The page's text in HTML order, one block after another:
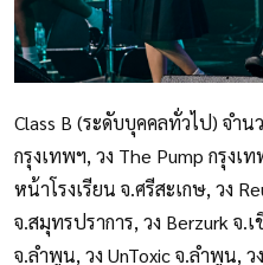
Class B (ระดับบุคคลทั่วไป) จำน
กรุงเทพฯ, วง The Pump กรุงเ
หน้าโรงเรียน จ.ศรีสะเกษ, วง
จ.สมุทรปราการ, วง Berzurk จ.
จ.ลำพูน, วง UnToxic จ.ลำพูน, ว